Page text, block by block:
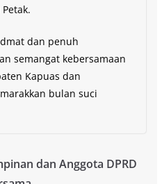
dan penuh
semangat kebersamaan
Kapuas dan
bulan suci
dan Anggota DPRD